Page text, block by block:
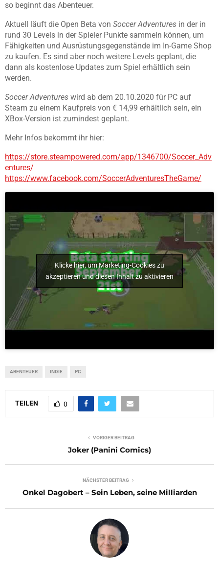
so beginnt das Abenteuer.
Aktuell läuft die Open Beta von Soccer Adventures in der in
rund 30 Levels in der Spieler Punkte sammeln können, um
Fähigkeiten und Ausrüstungsgegenstände im In-Game Shop
zu kaufen. Es sind aber noch weitere Levels geplant, die
dann als kostenlose Updates zum Spiel erhältlich sein
werden.
Soccer Adventures wird ab dem 20.10.2020 für PC auf
Steam zu einem Kaufpreis von € 14,99 erhältlich sein, ein
XBox-Version ist zumindest geplant.
Mehr Infos bekommt ihr hier:
https://store.steampowered.com/app/1346700/Soccer_Adv
entures/
https://www.facebook.com/SoccerAdventuresTheGame/
Klicke hier, um Marketing-Cookies zu
akzeptieren und diesen Inhalt zu aktivieren
ABENTEUER INDIE PC
TEILEN 0
VORIGER BEITRAG
Joker (Panini Comics)
NÄCHSTER BEITRAG
Onkel Dagobert – Sein Leben, seine Milliarden